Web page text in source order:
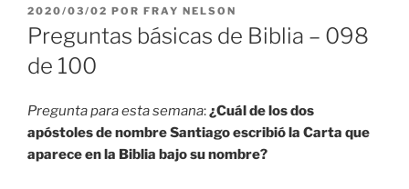
PUBLICADO
EL
2020/03/02 POR FRAY NELSON
Preguntas básicas de Biblia – 098
de 100
Pregunta para esta semana:¿Cuál de los dos
apóstoles de nombre Santiago escribió la Carta que
aparece en la Biblia bajo su nombre?